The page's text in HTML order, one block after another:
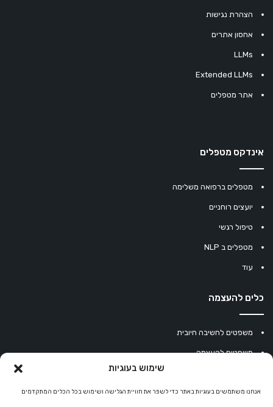
שימוש בעוגיות
אנחנו משתמשים בעוגיות באתר כדי לשפר את חוויית הגלישה ושימוש בכל הכלים המתקדמים
הצהרת נגישות
אחסון אתרים
LLMs
Extended LLMs
אתר מטפלים
אינדקס מטפלים
מטפלים ברפואה משלימה
יועצים רוחניים
טיפול רגשי
מטפלים ב NLP
עוד
כלים להעצמה
משפטים לחשיבה חיובית
משפטים להעצמה
מחשבון נומרולוגיה